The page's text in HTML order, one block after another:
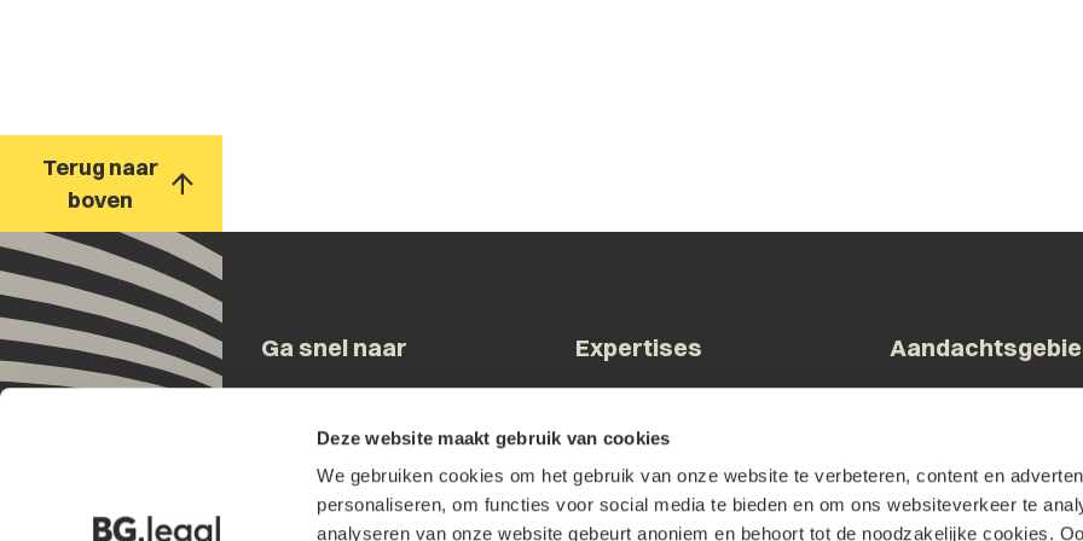
Deze website maakt gebruik van cookies
We gebruiken cookies om het gebruik van onze website te verbeteren, content en
personaliseren, om functies voor social media te bieden en om ons websiteverkeer te
analyseren van onze website gebeurt anoniem en behoort tot de noodzakelijke cookies.
Terug naar
boven
Ga snel naar
Updates
Over ons
Expertises
Corporate & M&A
Faillissement &
Brainport & Innovatie
Familiebedrijven &